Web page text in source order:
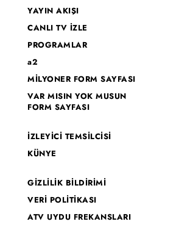
YAYIN AKIŞI
CANLI TV İZLE
PROGRAMLAR
a2
MİLYONER FORM SAYFASI
VAR MISIN YOK MUSUN
FORM SAYFASI
İZLEYİCİ TEMSİLCİSİ
KÜNYE
GİZLİLİK BİLDİRİMİ
VERİ POLİTİKASI
ATV UYDU FREKANSLARI